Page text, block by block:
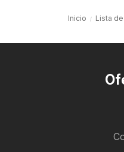
Inicio Lista